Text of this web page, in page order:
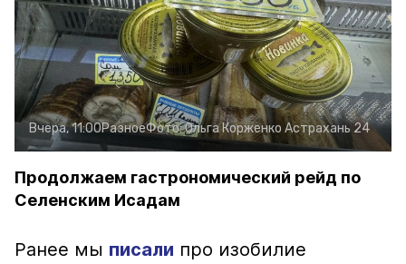
Вчера, 11:00РазноеФото:Ольга Корженко Астрахань 24
Продолжаем гастрономический рейд по
Селенским Исадам
Ранее мы писали про изобилие